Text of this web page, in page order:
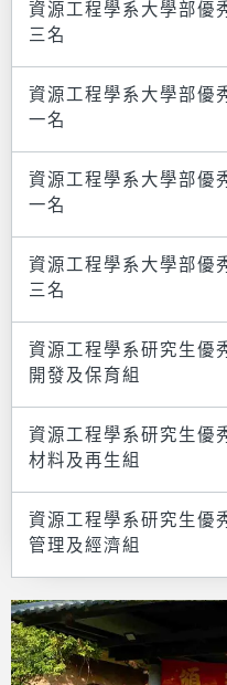
資源工程學系大學部優
三名
資源工程學系大學部優
一名
資源工程學系大學部優
一名
資源工程學系大學部優
三名
資源工程學系研究生優
開發及保育組
資源工程學系研究生優
材料及再生組
資源工程學系研究生優
管理及經濟組